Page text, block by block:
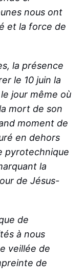
nous ont
et la force de
la présence
le 10 juin la
jour même où
mort de son
moment de
en dehors
pyrotechnique
la
de Jésus-
de
à nous
veillée de
de